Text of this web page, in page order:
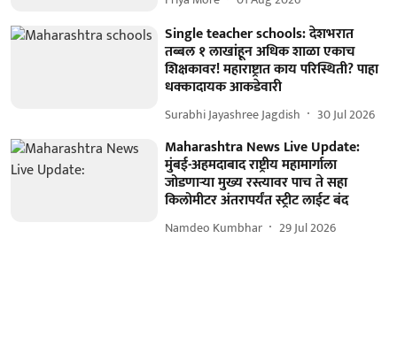
Single teacher schools: देशभरात
तब्बल १ लाखांहून अधिक शाळा एकाच
शिक्षकावर! महाराष्ट्रात काय परिस्थिती? पाहा
धक्कादायक आकडेवारी
Surabhi Jayashree Jagdish 30 Jul 2026
Maharashtra News Live Update:
मुंबई-अहमदाबाद राष्ट्रीय महामार्गाला
जोडणाऱ्या मुख्य रस्त्यावर पाच ते सहा
किलोमीटर अंतरापर्यंत स्ट्रीट लाईट बंद
Namdeo Kumbhar 29 Jul 2026